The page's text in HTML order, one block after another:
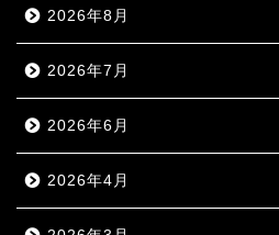
2026年8月
2026年7月
2026年6月
2026年4月